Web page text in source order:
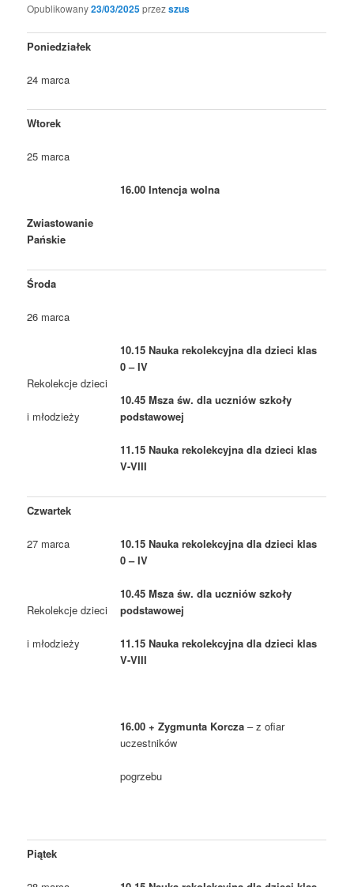
Opublikowany23/03/2025przezszus
Poniedziałek
24 marca
Wtorek
25 marca
Zwiastowanie
Pańskie
16.00 Intencja wolna
Środa
26 marca
Rekolekcje dzieci
i młodzieży
10.15 Nauka rekolekcyjna dla dzieci klas
0 – IV
10.45 Msza św. dla uczniów szkoły
podstawowej
11.15 Nauka rekolekcyjna dla dzieci klas
V-VIII
Czwartek
27 marca
Rekolekcje dzieci
i młodzieży
10.15 Nauka rekolekcyjna dla dzieci klas
0 – IV
10.45 Msza św. dla uczniów szkoły
podstawowej
11.15 Nauka rekolekcyjna dla dzieci klas
V-VIII
16.00 + Zygmunta Korcza– z ofiar
uczestników
pogrzebu
Piątek